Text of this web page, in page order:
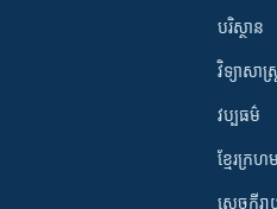
បរិស្ថាន
វិទ្យាសាស្
វប្បធម៌
ខ្មែរក្រហម
សេចក្តី